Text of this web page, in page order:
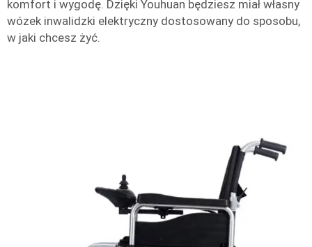
komfort i wygodę. Dzięki Youhuan będziesz miał własny
wózek inwalidzki elektryczny dostosowany do sposobu,
w jaki chcesz żyć.